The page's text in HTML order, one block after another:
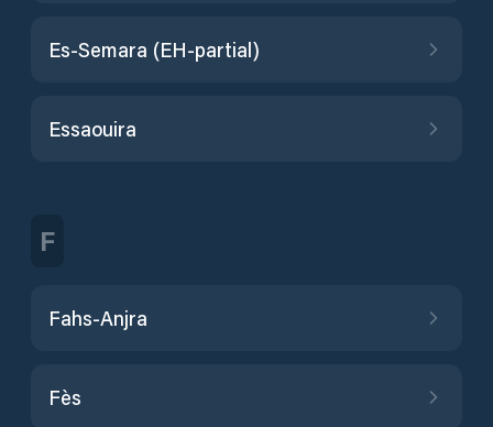
Es-Semara (EH-partial)
Essaouira
F
Fahs-Anjra
Fès